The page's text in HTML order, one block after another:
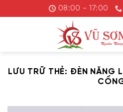
đến
08:00 - 17:00
LƯU TRỮ THẺ: ĐÈN NĂNG